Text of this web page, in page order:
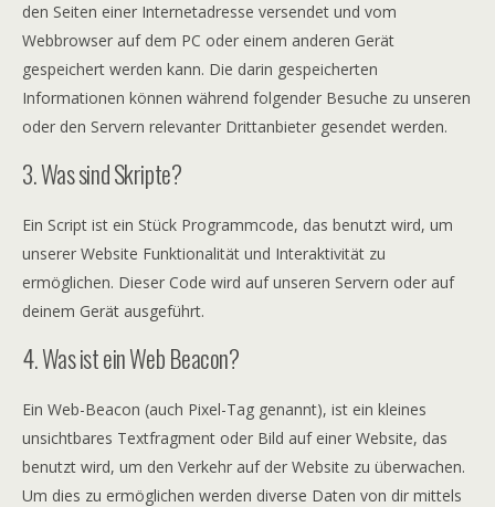
den Seiten einer Internetadresse versendet und vom
Webbrowser auf dem PC oder einem anderen Gerät
gespeichert werden kann. Die darin gespeicherten
Informationen können während folgender Besuche zu unseren
oder den Servern relevanter Drittanbieter gesendet werden.
3. Was sind Skripte?
Ein Script ist ein Stück Programmcode, das benutzt wird, um
unserer Website Funktionalität und Interaktivität zu
ermöglichen. Dieser Code wird auf unseren Servern oder auf
deinem Gerät ausgeführt.
4. Was ist ein Web Beacon?
Ein Web-Beacon (auch Pixel-Tag genannt), ist ein kleines
unsichtbares Textfragment oder Bild auf einer Website, das
benutzt wird, um den Verkehr auf der Website zu überwachen.
Um dies zu ermöglichen werden diverse Daten von dir mittels